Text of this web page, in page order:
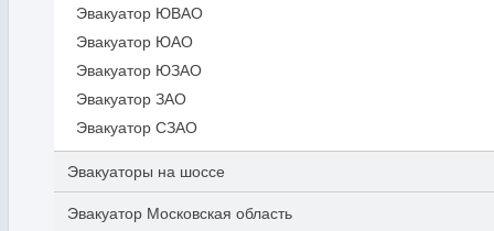
Эвакуатор ЮВАО
Эвакуатор ЮАО
Эвакуатор ЮЗАО
Эвакуатор ЗАО
Эвакуатор СЗАО
Эвакуаторы на шоссе
Эвакуатор Московская область